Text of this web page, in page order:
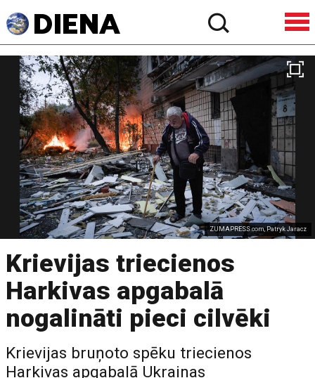
ZUMAPRESS.com, Patryk Jaracz
Krievijas triecienos
Harkivas apgabalā
nogalināti pieci cilvēki
Krievijas bruņoto spēku triecienos
Harkivas apgabalā Ukrainas